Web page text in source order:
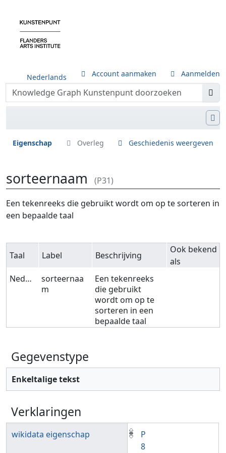
Nederlands Account aanmaken Aanmelden
Eigenschap Overleg Geschiedenis weergeven
sorteernaam (P31)
Ga naar:navigatie,zoeken
Een tekenreeks die gebruikt wordt om op te sorteren in
een bepaalde taal
Taal Label Beschrijving
Ook bekend
als
Nederlands
sorteernaa
m
Een tekenreeks
die gebruikt
wordt om op te
sorteren in een
bepaalde taal
Gegevenstype
Enkeltalige tekst
Verklaringen
wikidata eigenschap
P
8